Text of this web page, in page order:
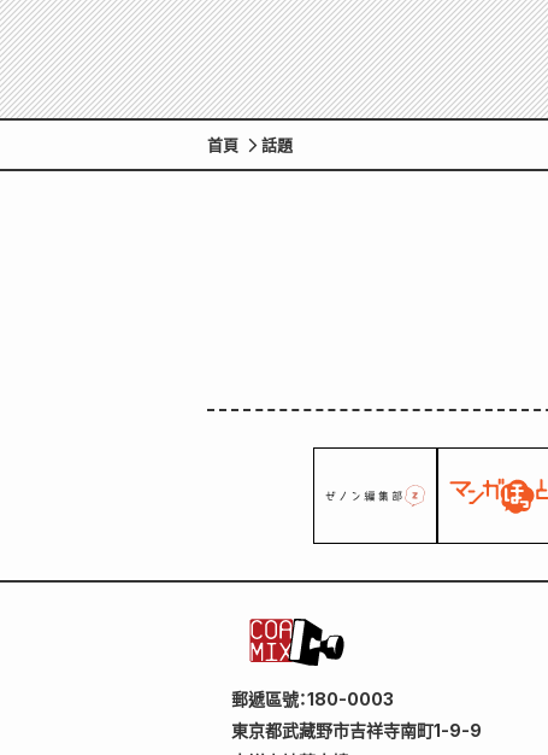
首頁 話題
郵遞區號：180-0003
東京都武藏野市吉祥寺南町1-9-9